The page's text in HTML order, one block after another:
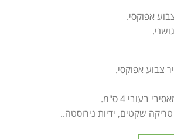
אפוקסי.
בעובי 4 ס"מ.
שקטים, ידיות נירוסטה..